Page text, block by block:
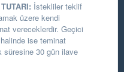
İstekliler teklif
üzere kendi
vereceklerdir. Geçici
ise teminat
süresine 30 gün ilave